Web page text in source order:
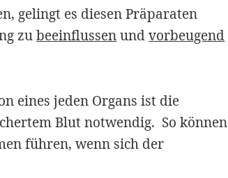
gelingt es diesen Präparaten
zubeeinflussenundvorbeugend
eines jeden Organs ist die
Blut notwendig. So können
führen, wenn sich der